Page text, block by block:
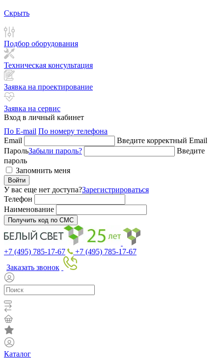
Скрыть
Подбор оборудования
Техническая консультация
Заявка на проектирование
Заявка на сервис
Вход в личный кабинет
По E-mail По номеру телефона
Email
Введите корректный Email
ПарольЗабыли пароль?
Введите
пароль
Запомнить меня
Войти
У вас еще нет доступа?Зарегистрироваться
Телефон
Наименование
Получить код по СМС
+7 (495) 785-17-67
+7 (495) 785-17-67
Заказать звонок
Каталог